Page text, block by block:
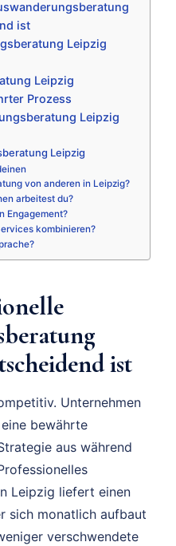
ist
Leipzig
Leipzig
Prozess
Leipzig
Leipzig
von anderen in Leipzig?
arbeitest du?
Engagement?
kombinieren?
ist
Unternehmen
bewährte
aus während
Leipzig liefert einen
sich monatlich aufbaut
verschwendete